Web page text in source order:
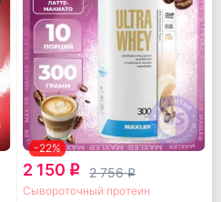
-22%
2 150 q 2 756q
Сывороточный протеин